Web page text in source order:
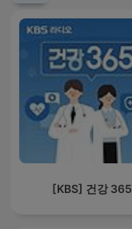
[KBS] 건강 365